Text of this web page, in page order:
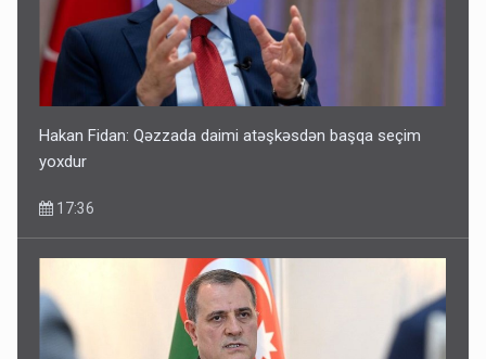
Hakan Fidan: Qəzzada daimi atəşkəsdən başqa seçim
yoxdur
17:36